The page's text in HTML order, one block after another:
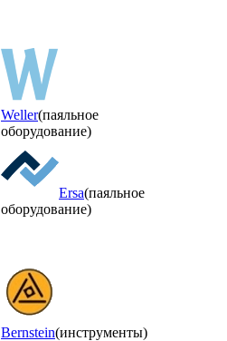
Weller(паяльное
оборудование)
Ersa(паяльное
оборудование)
Bernstein(инструменты)